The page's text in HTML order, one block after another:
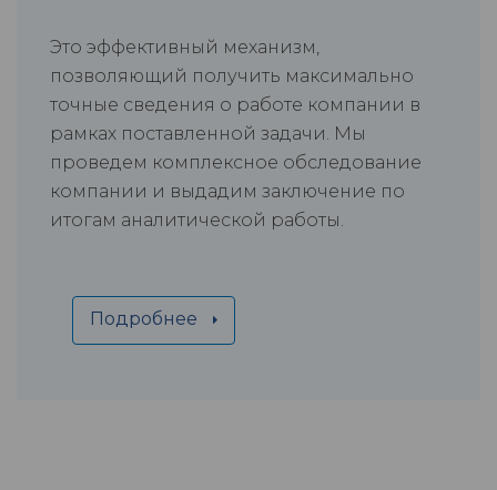
Это эффективный механизм,
позволяющий получить максимально
точные сведения о работе компании в
рамках поставленной задачи. Мы
проведем комплексное обследование
компании и выдадим заключение по
итогам аналитической работы.
Подробнее